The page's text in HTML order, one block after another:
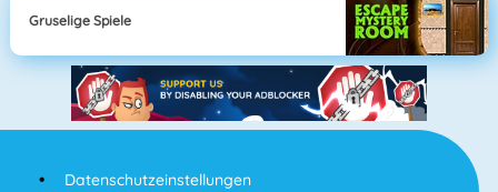
Gruselige Spiele
Datenschutzeinstellungen